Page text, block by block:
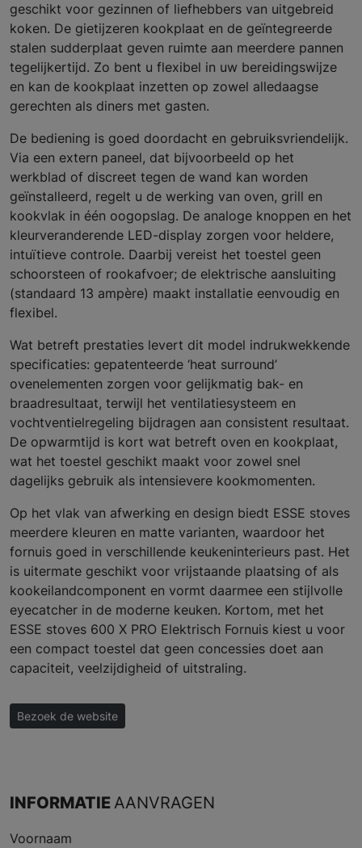
geschikt voor gezinnen of liefhebbers van uitgebreid
koken. De gietijzeren kookplaat en de geïntegreerde
stalen sudderplaat geven ruimte aan meerdere pannen
tegelijkertijd. Zo bent u flexibel in uw bereidingswijze
en kan de kookplaat inzetten op zowel alledaagse
gerechten als diners met gasten.
De bediening is goed doordacht en gebruiksvriendelijk.
Via een extern paneel, dat bijvoorbeeld op het
werkblad of discreet tegen de wand kan worden
geïnstalleerd, regelt u de werking van oven, grill en
kookvlak in één oogopslag. De analoge knoppen en het
kleurveranderende LED-display zorgen voor heldere,
intuïtieve controle. Daarbij vereist het toestel geen
schoorsteen of rookafvoer; de elektrische aansluiting
(standaard 13 ampère) maakt installatie eenvoudig en
flexibel.
Wat betreft prestaties levert dit model indrukwekkende
specificaties: gepatenteerde ‘heat surround’
ovenelementen zorgen voor gelijkmatig bak- en
braadresultaat, terwijl het ventilatiesysteem en
vochtventielregeling bijdragen aan consistent resultaat.
De opwarmtijd is kort wat betreft oven en kookplaat,
wat het toestel geschikt maakt voor zowel snel
dagelijks gebruik als intensievere kookmomenten.
Op het vlak van afwerking en design biedt ESSE stoves
meerdere kleuren en matte varianten, waardoor het
fornuis goed in verschillende keukeninterieurs past. Het
is uitermate geschikt voor vrijstaande plaatsing of als
kookeilandcomponent en vormt daarmee een stijlvolle
eyecatcher in de moderne keuken. Kortom, met het
ESSE stoves 600 X PRO Elektrisch Fornuis kiest u voor
een compact toestel dat geen concessies doet aan
capaciteit, veelzijdigheid of uitstraling.
Bezoek de website
INFORMATIEAANVRAGEN
Voornaam